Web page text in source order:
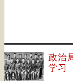
政治
学习